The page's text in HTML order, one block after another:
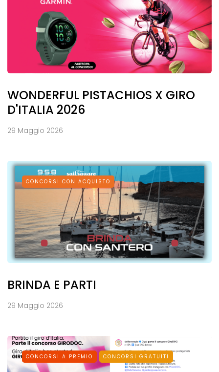
WONDERFUL PISTACHIOS X GIRO
D'ITALIA 2026
29 Maggio 2026
CONCORSI CON ACQUISTO
BRINDA E PARTI
29 Maggio 2026
CONCORSI A PREMIO CONCORSI GRATUITI